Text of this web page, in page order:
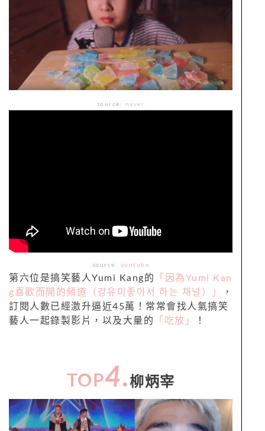
source: naver
source: youtube
第六位是搞笑藝人Yumi Kang的
「因為Yumi Kan
g喜歡而開的頻道（강유미좋아서 하는 채널）」
，
訂閱人數已經激升逼近45萬！常常會找人氣搞笑
藝人一起錄製影片，以及大量的
「吃放」 ！
TOP4. 柳炳宰